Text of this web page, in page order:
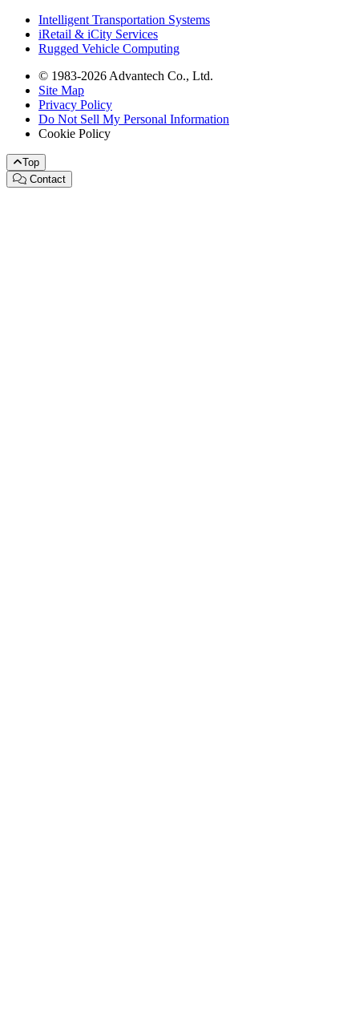
Intelligent Transportation Systems
iRetail & iCity Services
Rugged Vehicle Computing
© 1983-2026 Advantech Co., Ltd.
Site Map
Privacy Policy
Do Not Sell My Personal Information
Cookie Policy
Top
Contact